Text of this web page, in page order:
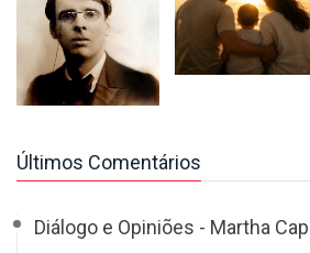
Últimos Comentários
Diálogo e Opiniões - Martha